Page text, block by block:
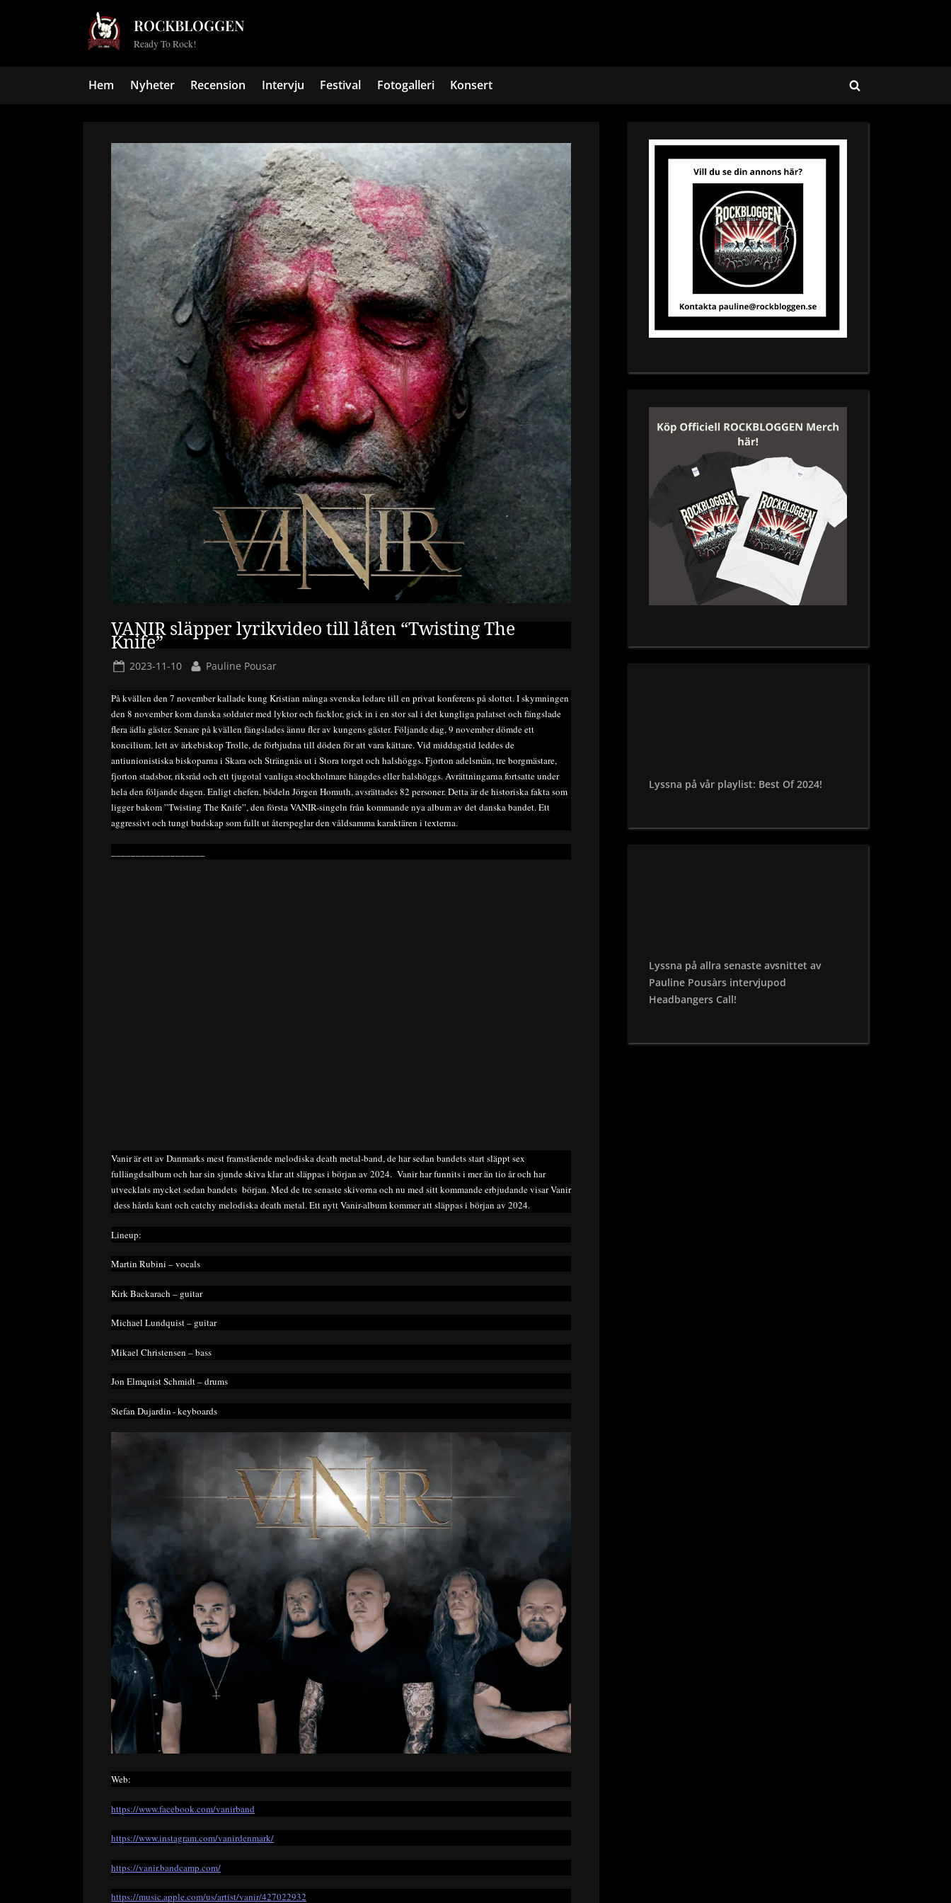
ROCKBLOGGEN
Ready To Rock!
Hem Nyheter Recension Intervju Festival Fotogalleri Konsert
Toggle
VANIR släpper lyrikvideo till låten “Twisting The
Knife”
Posted
2023-11-10 By
Pauline Pousar
På kvällen den 7 november kallade kung Kristian många svenska ledare till en privat konferens på slottet. I skymningen
den 8 november kom danska soldater med lyktor och facklor, gick in i en stor sal i det kungliga palatset och fängslade
flera ädla gäster. Senare på kvällen fängslades ännu fler av kungens gäster. Följande dag, 9 november dömde ett
koncilium, lett av ärkebiskop Trolle, de förbjudna till döden för att vara kättare. Vid middagstid leddes de
antiunionistiska biskoparna i Skara och Strängnäs ut i Stora torget och halshöggs. Fjorton adelsmän, tre borgmästare,
fjorton stadsbor, riksråd och ett tjugotal vanliga stockholmare hängdes eller halshöggs. Avrättningarna fortsatte under
hela den följande dagen. Enligt chefen, bödeln Jörgen Homuth, avsrättades 82 personer. Detta är de historiska fakta som
ligger bakom ”Twisting The Knife”, den första VANIR-singeln från kommande nya album av det danska bandet. Ett
aggressivt och tungt budskap som fullt ut återspeglar den våldsamma karaktären i texterna.
Vanir är ett av Danmarks mest framstående melodiska death metal-band, de har sedan bandets start släppt sex
fullängdsalbum och har sin sjunde skiva klar att släppas i början av 2024. Vanir har funnits i mer än tio år och har
utvecklats mycket sedan bandets början. Med de tre senaste skivorna och nu med sitt kommande erbjudande visar Vanir
dess hårda kant och catchy melodiska death metal. Ett nytt Vanir-album kommer att släppas i början av 2024.
Lineup:
Martin Rubini – vocals
Kirk Backarach – guitar
Michael Lundquist – guitar
Mikael Christensen – bass
Jon Elmquist Schmidt – drums
Stefan Dujardin - keyboards
Web:
https://www.facebook.com/vanirband
https://www.instagram.com/vanirdenmark/
https://vanir.bandcamp.com/
https://music.apple.com/us/artist/vanir/427022932
Lyssna på vår playlist: Best Of 2024!
Lyssna på allra senaste avsnittet av
Pauline Pousàrs intervjupod
Headbangers Call!